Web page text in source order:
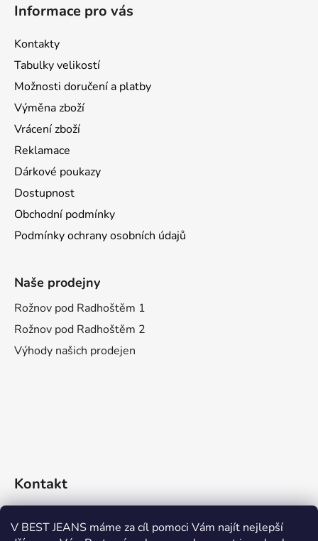
V BEST JEANS máme za cíl pomoci Vám najít nejlepší
Informace pro vás
Kontakty
Tabulky velikostí
Možnosti doručení a platby
Výměna zboží
Vrácení zboží
Reklamace
Dárkové poukazy
Dostupnost
Obchodní podmínky
Podmínky ochrany osobních údajů
Naše prodejny
Rožnov pod Radhoštěm 1
Rožnov pod Radhoštěm 2
Výhody našich prodejen
Kontakt
eshop@bestjeans.cz